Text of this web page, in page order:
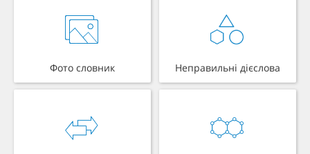
Фото словник Неправильні дієслова